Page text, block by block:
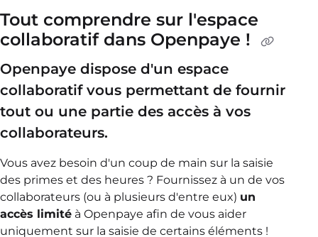
Tout comprendre sur l'espace
collaboratif dans Openpaye !
Openpaye dispose d'un espace
collaboratif vous permettant de fournir
tout ou une partie des accès à vos
collaborateurs.
Vous avez besoin d'un coup de main sur la saisie
des primes et des heures ? Fournissez à un de vos
collaborateurs (ou à plusieurs d'entre eux) un
accès limité à Openpaye afin de vous aider
uniquement sur la saisie de certains éléments !